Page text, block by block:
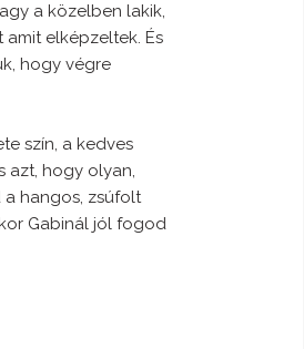
a közelben lakik,
amit elképzeltek. És
hogy végre
szín, a kedves
azt, hogy olyan,
a hangos, zsúfolt
Gabinál jól fogod